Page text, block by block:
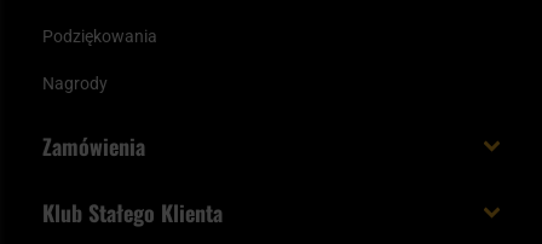
Podziękowania
Nagrody
Zamówienia
Klub Stałego Klienta